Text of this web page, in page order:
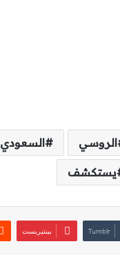
الروسي السعودي
يستكشف
بينتيريست